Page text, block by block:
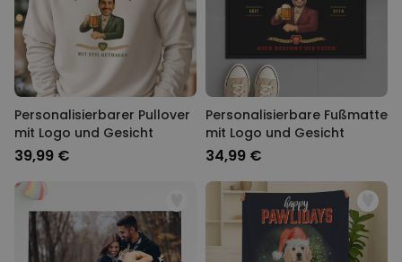
Personalisierbarer Pullover
mit Logo und Gesicht
39,99 €
Personalisierbare Fußmatte
mit Logo und Gesicht
34,99 €